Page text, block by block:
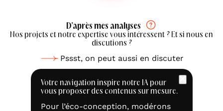
D’après mes analyses
Nos projets et notre expertise vous intéressent ? Et si nous en
discutions ?
Pssst, on peut aussi en discuter
Votre navigation inspire notre IA pour
vous proposer des contenus sur mesure.
Pour l’éco-conception, modérons